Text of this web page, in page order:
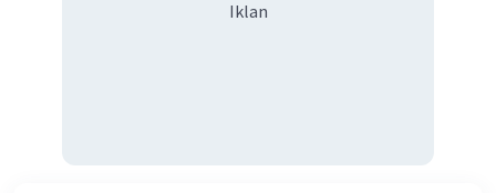
Iklan